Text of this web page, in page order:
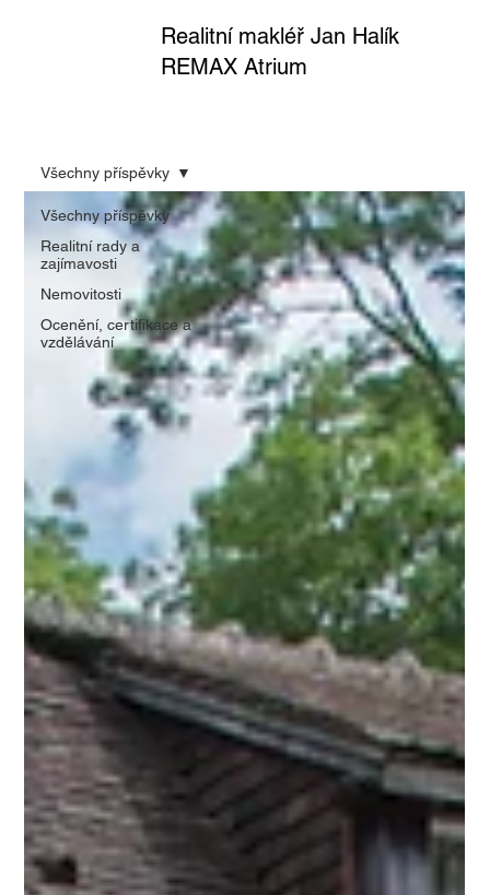
Realitní makléř Jan Halík
REMAX Atrium
Všechny příspěvky
Realitní rady a
zajímavosti
Nemovitosti
Ocenění, certifikace a
vzdělávání
Všechny příspěvky